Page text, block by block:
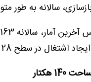
متوسط ۱۰ تا ۱۵ درصد آبدهی قنوات‌ افزایش
از اراضی زراعی و باغی استان می شود.
هکتار